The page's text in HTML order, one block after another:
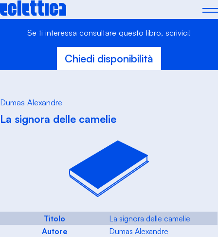
Skip
to
Se ti interessa consultare questo libro, scrivici!
Chiedi disponibilità
Dumas Alexandre
La signora delle camelie
Titolo
La signora delle camelie
Autore
Dumas Alexandre